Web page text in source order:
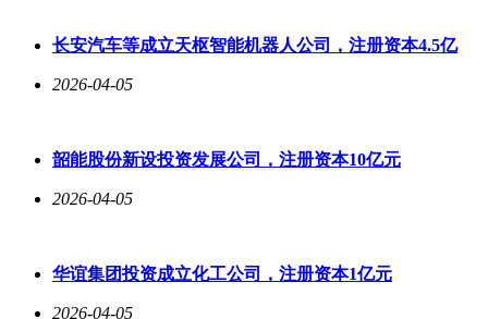
长安汽车等成立天枢智能机器人公司，注册资本4.5亿
2026-04-05
韶能股份新设投资发展公司，注册资本10亿元
2026-04-05
华谊集团投资成立化工公司，注册资本1亿元
2026-04-05